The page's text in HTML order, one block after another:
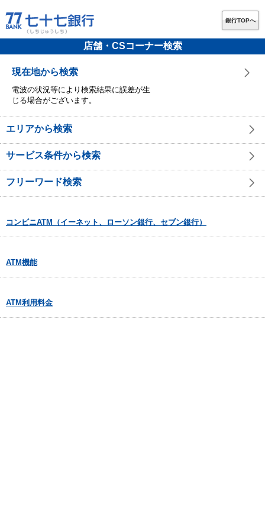
銀行TOPへ
店舗・CSコーナー検索
現在地から検索
電波の状況等により検索結果に誤差が生
じる場合がございます。
エリアから検索
サービス条件から検索
フリーワード検索
コンビニATM（イーネット、ローソン銀行、セブン銀行）
ATM機能
ATM利用料金